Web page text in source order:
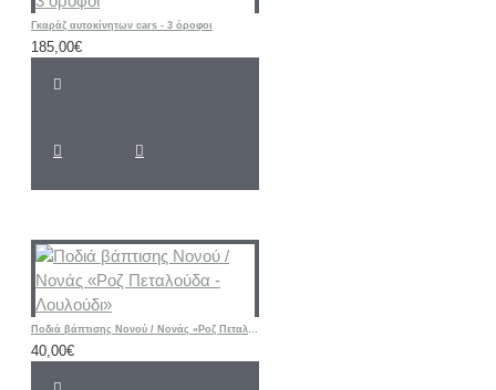
Γκαράζ αυτοκίνητων cars - 3 όροφοι
185,00€
Ποδιά βάπτισης Νονού / Νονάς «Ροζ Πεταλούδα - Λουλούδι»
40,00€